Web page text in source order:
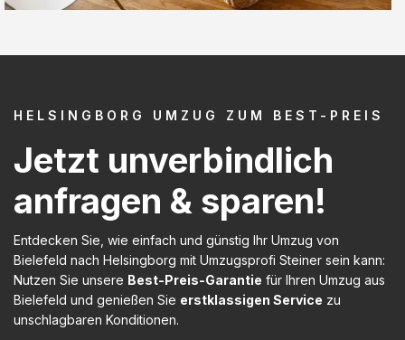
HELSINGBORG UMZUG ZUM BEST-PREIS
Jetzt unverbindlich
anfragen & sparen!
Entdecken Sie, wie einfach und günstig Ihr Umzug von
Bielefeld nach Helsingborg mit Umzugsprofi Steiner sein kann:
Nutzen Sie unsere Best-Preis-Garantie für Ihren Umzug aus
Bielefeld und genießen Sie erstklassigen Service zu
unschlagbaren Konditionen.